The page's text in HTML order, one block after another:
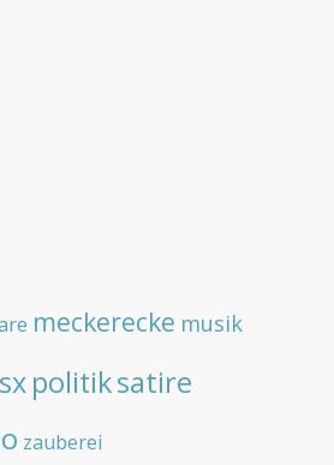
meckerecke musik
politiksatire
zauberei